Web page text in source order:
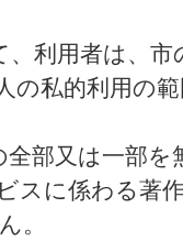
利用者は、市
の私的利用の
部又は一部を
スに係わる著
。